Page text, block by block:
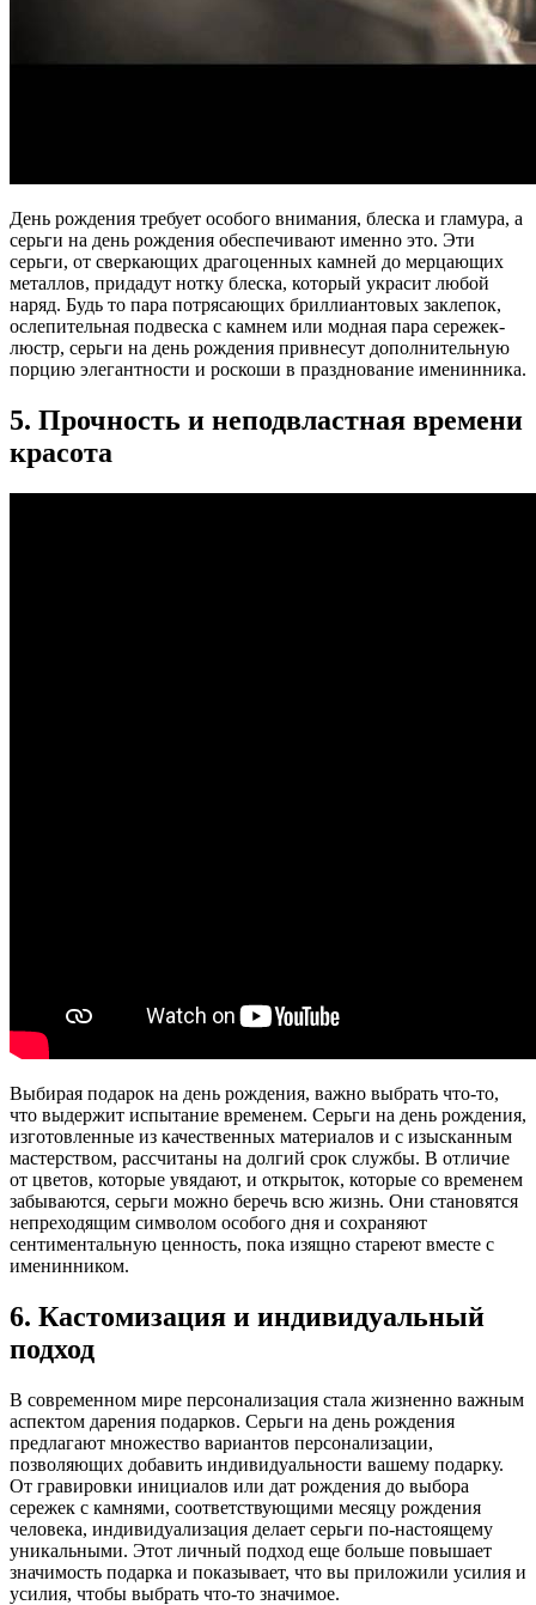
День рождения требует особого внимания, блеска и гламура, а
серьги на день рождения обеспечивают именно это. Эти
серьги, от сверкающих драгоценных камней до мерцающих
металлов, придадут нотку блеска, который украсит любой
наряд. Будь то пара потрясающих бриллиантовых заклепок,
ослепительная подвеска с камнем или модная пара сережек-
люстр, серьги на день рождения привнесут дополнительную
порцию элегантности и роскоши в празднование именинника.
5. Прочность и неподвластная времени
красота
Выбирая подарок на день рождения, важно выбрать что-то,
что выдержит испытание временем. Серьги на день рождения,
изготовленные из качественных материалов и с изысканным
мастерством, рассчитаны на долгий срок службы. В отличие
от цветов, которые увядают, и открыток, которые со временем
забываются, серьги можно беречь всю жизнь. Они становятся
непреходящим символом особого дня и сохраняют
сентиментальную ценность, пока изящно стареют вместе с
именинником.
6. Кастомизация и индивидуальный
подход
В современном мире персонализация стала жизненно важным
аспектом дарения подарков. Серьги на день рождения
предлагают множество вариантов персонализации,
позволяющих добавить индивидуальности вашему подарку.
От гравировки инициалов или дат рождения до выбора
сережек с камнями, соответствующими месяцу рождения
человека, индивидуализация делает серьги по-настоящему
уникальными. Этот личный подход еще больше повышает
значимость подарка и показывает, что вы приложили усилия и
усилия, чтобы выбрать что-то значимое.